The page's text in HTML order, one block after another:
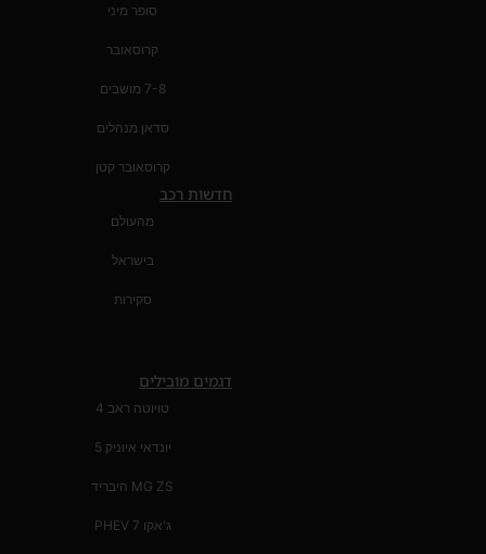
סופר מיני
קרוסאובר
7-8 מושבים
סדאן מנהלים
קרוסאובר קטן
חדשות רכב
מהעולם
בישראל
סקירות
דגמים מובילים
טויוטה ראב 4
יונדאי איוניק 5
MG ZS היבריד
ג'אקו 7 PHEV